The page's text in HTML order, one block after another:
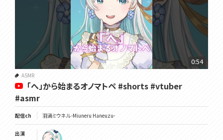
0:54
ASMR
「へ」から始まるオノマトペ #shorts #vtuber
#asmr
配信ch 羽渦ミウネル -Miuneru Haneuzu-
出演